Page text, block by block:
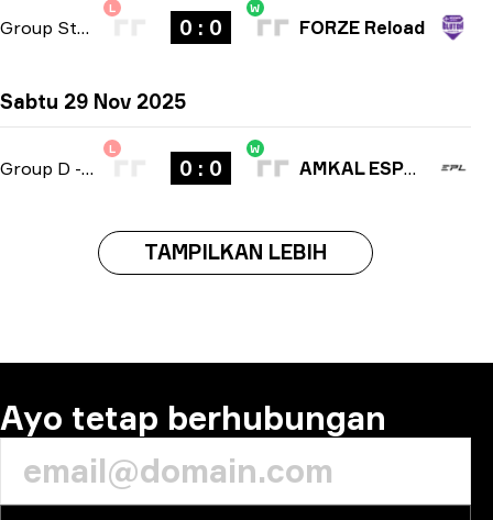
Group Stage
L
0 : 0
W
FORZE Reload
Sabtu 29 Nov 2025
Group D - bo3
L
0 : 0
W
AMKAL ESPORTS
TAMPILKAN LEBIH
Ayo tetap berhubungan